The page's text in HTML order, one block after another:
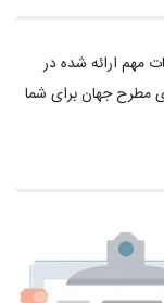
مهم ارائه شده در
مطرح جهان برای شما